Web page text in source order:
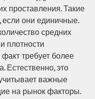
проставления. Такие
если они единичные.
средних
плотности
требует более
Естественно, это
важные
на рынок факторы.